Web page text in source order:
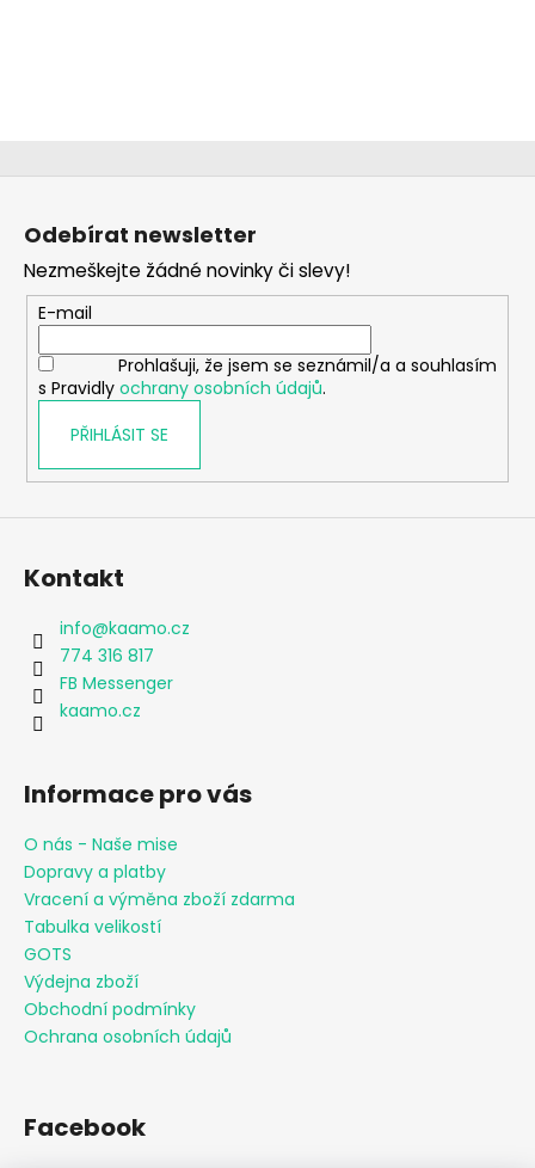
Z
Odebírat newsletter
Nezmeškejte žádné novinky či slevy!
E-mail
Prohlašuji, že jsem se seznámil/a a souhlasím
s Pravidly ochrany osobních údajů.
PŘIHLÁSIT SE
Kontakt
info@kaamo.cz
774 316 817
FB Messenger
kaamo.cz
Informace pro vás
O nás - Naše mise
Dopravy a platby
Vracení a výměna zboží zdarma
Tabulka velikostí
GOTS
Výdejna zboží
Obchodní podmínky
Ochrana osobních údajů
Facebook